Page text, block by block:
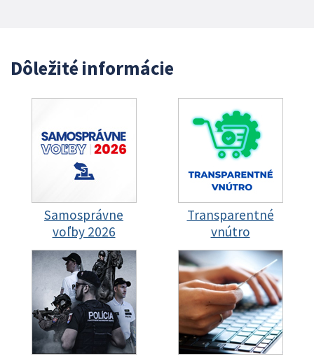
Dôležité informácie
Samosprávne
voľby 2026
Transparentné
vnútro